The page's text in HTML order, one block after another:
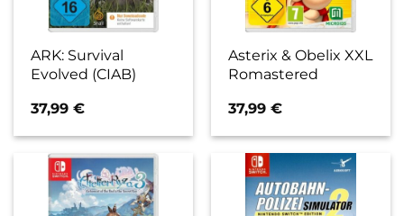
ARK: Survival
Evolved (CIAB)
37,99€
Asterix & Obelix XXL
Romastered
37,99€